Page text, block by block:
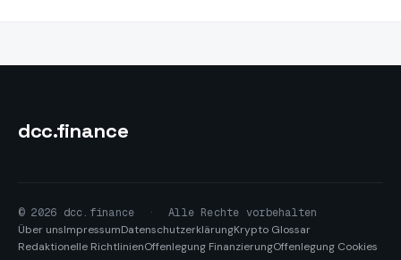
dcc.finance
© 2026 dcc.finance ·
Alle Rechte vorbehalten
Über unsImpressumDatenschutzerklärungKrypto Glossar
Redaktionelle RichtlinienOffenlegung FinanzierungOffenlegung Cookies